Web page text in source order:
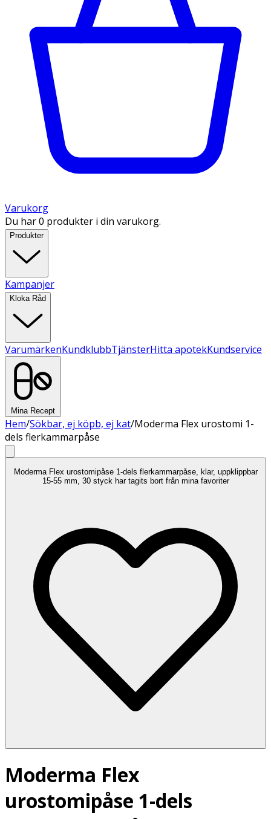
Varukorg
Du har 0 produkter i din varukorg.
Produkter
Kampanjer
Kloka Råd
VarumärkenKundklubbTjänsterHitta apotekKundservice
Mina Recept
Hem/Sökbar, ej köpb, ej kat/Moderma Flex urostomi 1-
dels flerkammarpåse
Moderma Flex urostomipåse 1-dels flerkammarpåse, klar, uppklippbar
15-55 mm, 30 styck har tagits bort från mina favoriter
Moderma Flex
urostomipåse 1-dels